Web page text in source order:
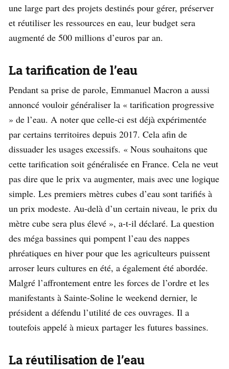
une large part des projets destinés pour gérer, préserver
et réutiliser les ressources en eau, leur budget sera
augmenté de 500 millions d’euros par an.
La tarification de l’eau
Pendant sa prise de parole, Emmanuel Macron a aussi
annoncé vouloir généraliser la « tarification progressive
» de l’eau. A noter que celle-ci est déjà expérimentée
par certains territoires depuis 2017. Cela afin de
dissuader les usages excessifs. « Nous souhaitons que
cette tarification soit généralisée en France. Cela ne veut
pas dire que le prix va augmenter, mais avec une logique
simple. Les premiers mètres cubes d’eau sont tarifiés à
un prix modeste. Au-delà d’un certain niveau, le prix du
mètre cube sera plus élevé », a-t-il déclaré. La question
des méga bassines qui pompent l’eau des nappes
phréatiques en hiver pour que les agriculteurs puissent
arroser leurs cultures en été, a également été abordée.
Malgré l’affrontement entre les forces de l’ordre et les
manifestants à Sainte-Soline le weekend dernier, le
président a défendu l’utilité de ces ouvrages. Il a
toutefois appelé à mieux partager les futures bassines.
La réutilisation de l’eau